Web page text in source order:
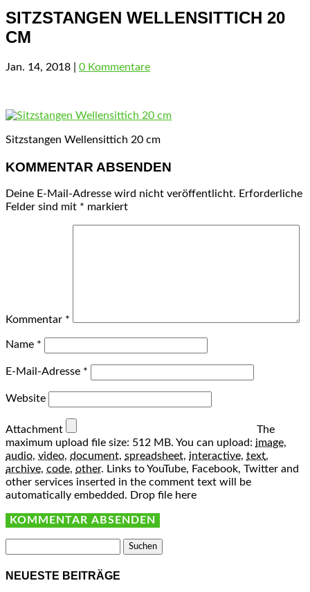
SITZSTANGEN WELLENSITTICH 20
CM
Jan. 14, 2018 0 Kommentare
Sitzstangen Wellensittich 20 cm
KOMMENTAR ABSENDEN
Deine E-Mail-Adresse wird nicht veröffentlicht. Erforderliche
Felder sind mit * markiert
Kommentar *
Name *
E-Mail-Adresse *
Website
Attachment
The
maximum upload file size: 512 MB. You can upload: image,
audio, video, document, spreadsheet, interactive, text,
archive, code, other. Links to YouTube, Facebook, Twitter and
other services inserted in the comment text will be
automatically embedded. Drop file here
nach:
NEUESTE BEITRÄGE